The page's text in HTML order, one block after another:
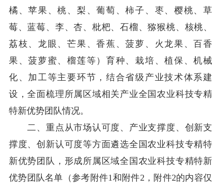
橘、苹果、桃 、 梨、葡萄、柿子、枣、樱桃、草
莓、蓝莓、李、杏、枇杷、石榴 、猕猴桃、核桃、
荔枝、龙眼、芒果、香蕉、菠萝、火龙果、百香
果、菠萝蜜、榴莲等 ）育种、栽培、植保、机械
化、加工等主要环节 ，结合省级产业技术体系建
设，全面梳理所属区域相关产业全国农业科技专精
特新优势团队情况。
二、重点从市场认可度、产业支撑度、创新支
撑度、创新认可度等方面遴选全国农业科技专精特
新优势团队，形成所属区域全国农业科技专精特新
优势团队名单 （参考附件1和附件2，附件2的内容仅